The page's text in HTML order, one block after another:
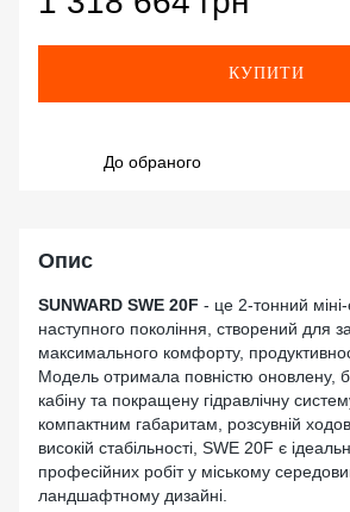
КУПИТИ
До обраного
Опис
SUNWARD SWE 20F - це 2-тонний
наступного покоління, створений для
максимального комфорту,
Модель отримала повністю оновлену,
кабіну та покращену гідравлічну
компактним габаритам, розсувній
високій стабільності, SWE 20F є
професійних робіт у міському
ландшафтному дизайні.